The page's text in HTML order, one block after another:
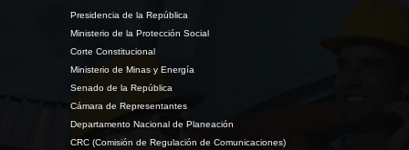
Presidencia de la República
Ministerio de la Protección Social
Corte Constitucional
Ministerio de Minas y Energía
Senado de la República
Cámara de Representantes
Departamento Nacional de Planeación
CRC (Comisión de Regulación de Comunicaciones)